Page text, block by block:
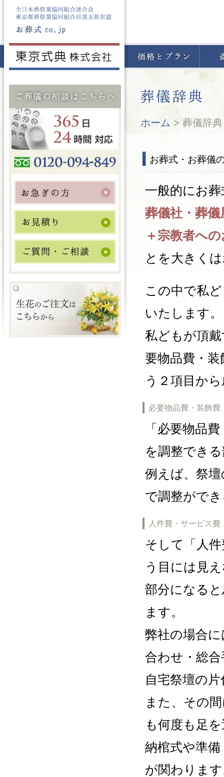
ホーム > 葬儀辞
お葬式・お葬儀
一般的にお
葬儀社・葬
＋宗教者へ
とを大きく
この中で私
いたします。
私どもが頂
要物品費・
う２項目か
必要物品費・装飾費
「必要物品
を調整でき
例えば、祭
で調整がで
人件費・サービス費
そして「人
う目には見
部分になる
ます。
弊社の場合
合わせ・総
自宅祭壇の
また、その
も何度も足
納棺式や準
が関わりま